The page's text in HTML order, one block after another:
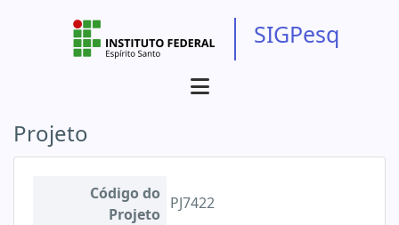
SIGPesq
Projeto
Código do
Projeto
PJ7422